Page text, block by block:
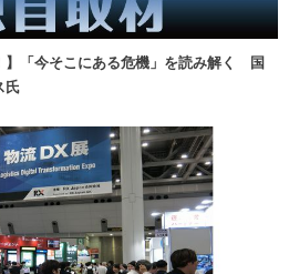
】「今そこにある危機」を読み解く 国
氏